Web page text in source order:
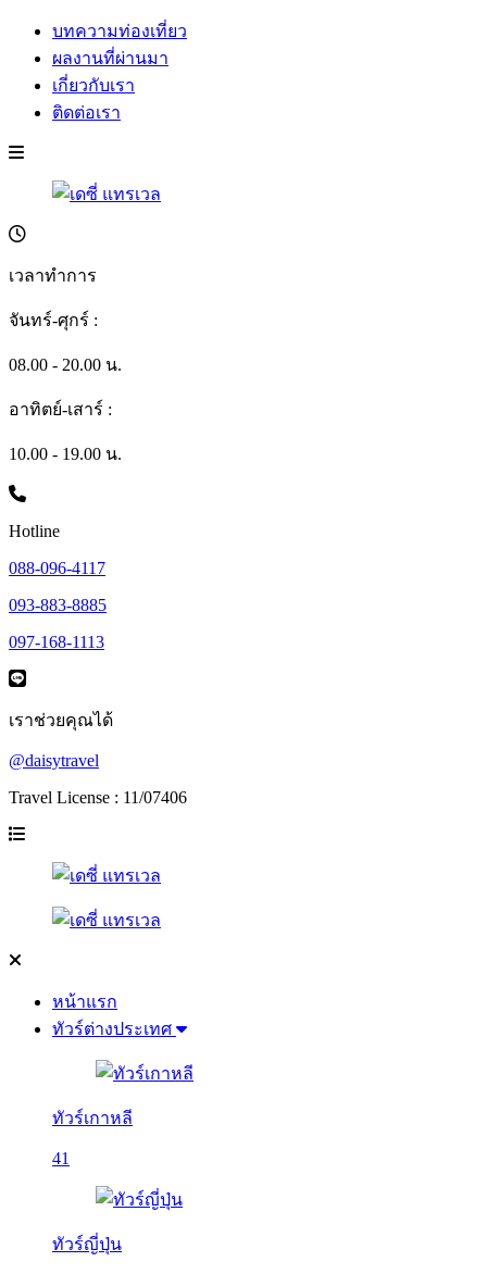
บทความท่องเที่ยว
ผลงานที่ผ่านมา
เกี่ยวกับเรา
ติดต่อเรา
เวลาทำการ
จันทร์-ศุกร์ :
08.00 - 20.00 น.
อาทิตย์-เสาร์ :
10.00 - 19.00 น.
Hotline
088-096-4117
093-883-8885
097-168-1113
เราช่วยคุณได้
@daisytravel
Travel License : 11/07406
หน้าแรก
ทัวร์ต่างประเทศ
ทัวร์เกาหลี
41
ทัวร์ญี่ปุ่น